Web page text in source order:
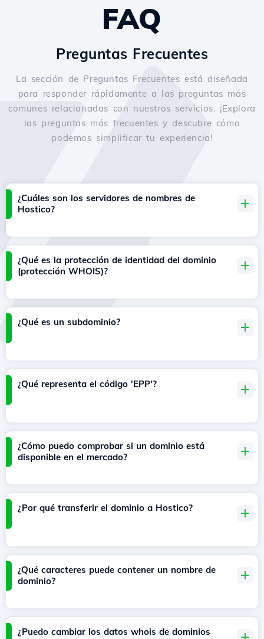
FAQ
Preguntas Frecuentes
La sección de Preguntas Frecuentes está diseñada
para responder rápidamente a las preguntas más
comunes relacionadas con nuestros servicios. ¡Explora
las preguntas más frecuentes y descubre cómo
podemos simplificar tu experiencia!
¿Cuáles son los servidores de nombres de
Hostico?
¿Qué es la protección de identidad del dominio
(protección WHOIS)?
¿Qué es un subdominio?
¿Qué representa el código 'EPP'?
¿Cómo puedo comprobar si un dominio está
disponible en el mercado?
¿Por qué transferir el dominio a Hostico?
¿Qué caracteres puede contener un nombre de
dominio?
¿Puedo cambiar los datos whois de dominios